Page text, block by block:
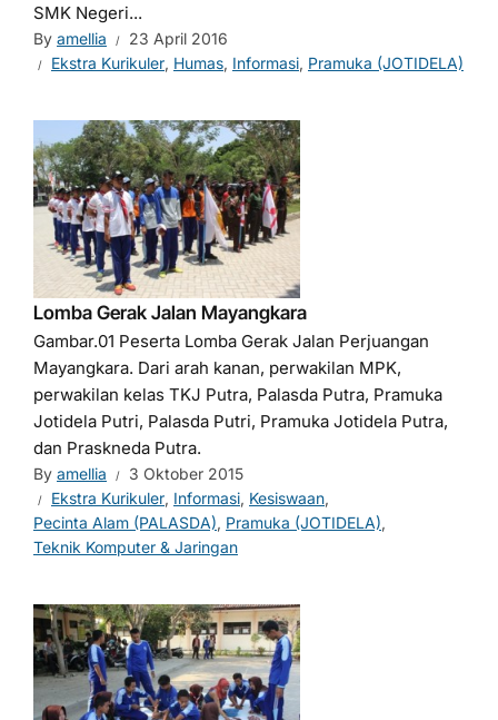
SMK Negeri...
By amellia
23 April 2016
Ekstra Kurikuler, Humas, Informasi, Pramuka (JOTIDELA)
Lomba Gerak Jalan Mayangkara
Gambar.01 Peserta Lomba Gerak Jalan Perjuangan
Mayangkara. Dari arah kanan, perwakilan MPK,
perwakilan kelas TKJ Putra, Palasda Putra, Pramuka
Jotidela Putri, Palasda Putri, Pramuka Jotidela Putra,
dan Praskneda Putra.
By amellia
3 Oktober 2015
Ekstra Kurikuler, Informasi, Kesiswaan,
Pecinta Alam (PALASDA), Pramuka (JOTIDELA),
Teknik Komputer & Jaringan